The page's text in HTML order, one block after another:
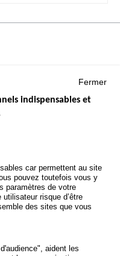
DES ACCIDENTS DE
Fermer
indispensables et
car permettent au site
pouvez toutefois vous y
paramètres de votre
risque d’être
des sites que vous
aident les